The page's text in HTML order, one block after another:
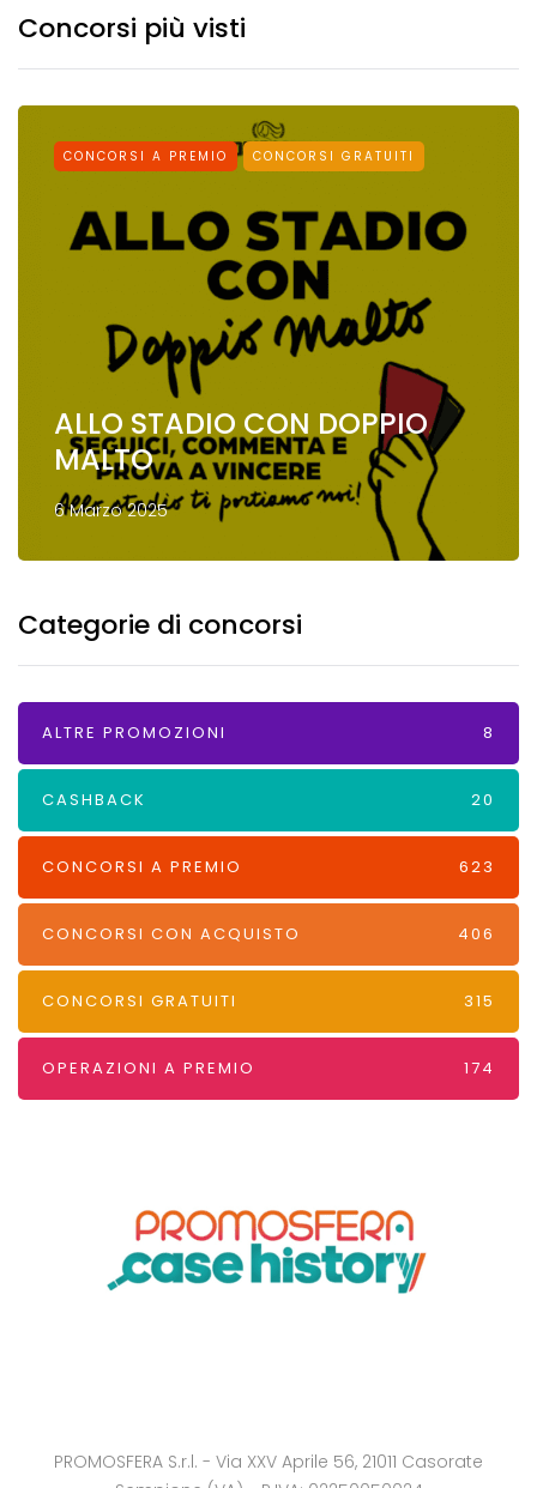
Concorsi più visti
CONCORSI A PREMIO CONCORSI GRATUITI
ALLO STADIO CON DOPPIO
MALTO
6 Marzo 2025
Categorie di concorsi
ALTRE PROMOZIONI 8
CASHBACK 20
CONCORSI A PREMIO 623
CONCORSI CON ACQUISTO 406
CONCORSI GRATUITI 315
OPERAZIONI A PREMIO 174
PROMOSFERA S.r.l. - Via XXV Aprile 56, 21011 Casorate